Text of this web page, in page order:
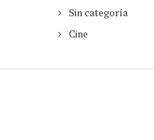
Sin categoría
Cine